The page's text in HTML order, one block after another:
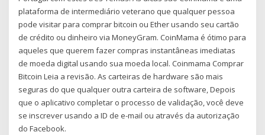
plataforma de intermediário veterano que qualquer pessoa
pode visitar para comprar bitcoin ou Ether usando seu cartão
de crédito ou dinheiro via MoneyGram. CoinMama é ótimo para
aqueles que querem fazer compras instantâneas imediatas
de moeda digital usando sua moeda local. Coinmama Comprar
Bitcoin Leia a revisão. As carteiras de hardware são mais
seguras do que qualquer outra carteira de software, Depois
que o aplicativo completar o processo de validação, você deve
se inscrever usando a ID de e-mail ou através da autorização
do Facebook.